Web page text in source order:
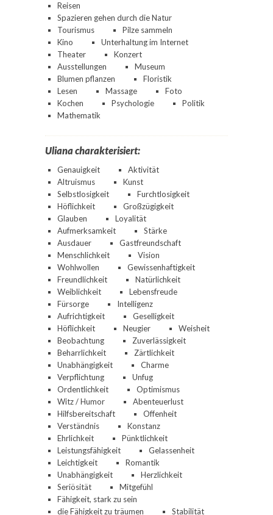
Reisen
Spazieren gehen durch die Natur
Tourismus
Pilze sammeln
Kino
Unterhaltung im Internet
Theater
Konzert
Ausstellungen
Museum
Blumen pflanzen
Floristik
Lesen
Massage
Foto
Kochen
Psychologie
Politik
Mathematik
Uliana charakterisiert:
Genauigkeit
Aktivität
Altruismus
Kunst
Selbstlosigkeit
Furchtlosigkeit
Höflichkeit
Großzügigkeit
Glauben
Loyalität
Aufmerksamkeit
Stärke
Ausdauer
Gastfreundschaft
Menschlichkeit
Vision
Wohlwollen
Gewissenhaftigkeit
Freundlichkeit
Natürlichkeit
Weiblichkeit
Lebensfreude
Fürsorge
Intelligenz
Aufrichtigkeit
Geselligkeit
Höflichkeit
Neugier
Weisheit
Beobachtung
Zuverlässigkeit
Beharrlichkeit
Zärtlichkeit
Unabhängigkeit
Charme
Verpflichtung
Unfug
Ordentlichkeit
Optimismus
Witz / Humor
Abenteuerlust
Hilfsbereitschaft
Offenheit
Verständnis
Konstanz
Ehrlichkeit
Pünktlichkeit
Leistungsfähigkeit
Gelassenheit
Leichtigkeit
Romantik
Unabhängigkeit
Herzlichkeit
Seriösität
Mitgefühl
Fähigkeit, stark zu sein
die Fähigkeit zu träumen
Stabilität